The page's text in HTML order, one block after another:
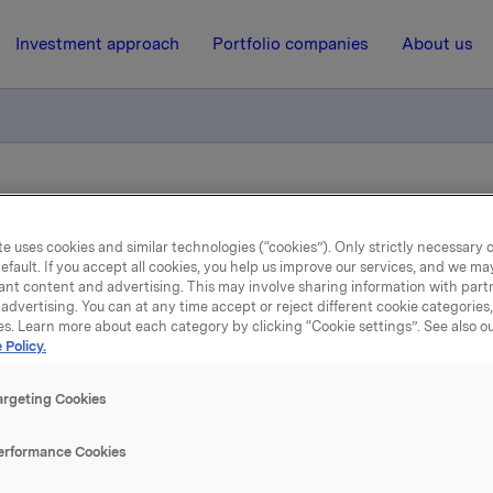
Investment approach Portfolio companies About us
Media
13 October 2006, 13:11 | Regulatory information
fra Edda
og sin logo ønsker Edda Media AS å signalisere at det
uses cookies and similar technologies (“cookies”). Only strictly necessary
If you accept all cookies, you help us improve our services, and we
content and advertising. This may involve sharing information with
You can at any time accept or reject different cookie
Learn more about each category by clicking “Cookie settings”. See also
Policy.
Cookies
Cookies